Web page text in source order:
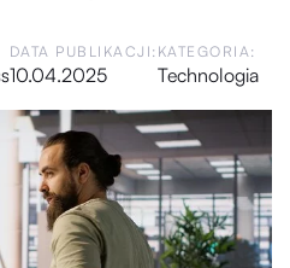
DATA PUBLIKACJI:
10.04.2025
KATEGORIA:
Technologia